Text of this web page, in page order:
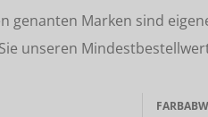
genanten Marken sind
Mindestbestellwert